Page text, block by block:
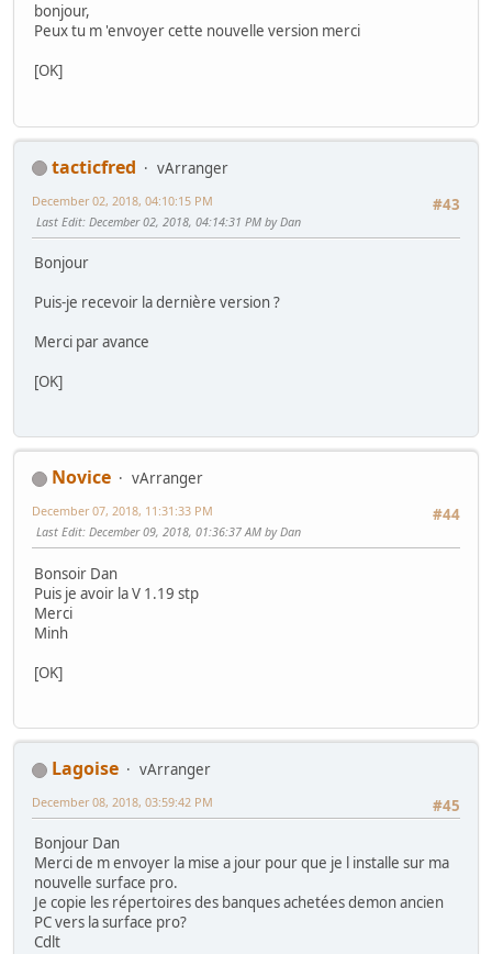
bonjour,
Peux tu m 'envoyer cette nouvelle version merci
[OK]
tacticfred
vArranger
#43
December 02, 2018, 04:10:15 PM
Last Edit: December 02, 2018, 04:14:31 PM by Dan
Bonjour
Puis-je recevoir la dernière version ?
Merci par avance
[OK]
Novice
vArranger
#44
December 07, 2018, 11:31:33 PM
Last Edit: December 09, 2018, 01:36:37 AM by Dan
Bonsoir Dan
Puis je avoir la V 1.19 stp
Merci
Minh
[OK]
Lagoise
vArranger
#45
December 08, 2018, 03:59:42 PM
Bonjour Dan
Merci de m envoyer la mise a jour pour que je l installe sur ma
nouvelle surface pro.
Je copie les répertoires des banques achetées demon ancien
PC vers la surface pro?
Cdlt